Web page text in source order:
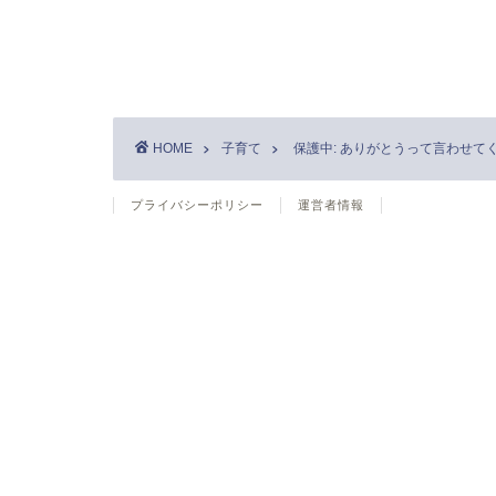
HOME 子育て 保護中: ありがとうって言わせて
プライバシーポリシー 運営者情報